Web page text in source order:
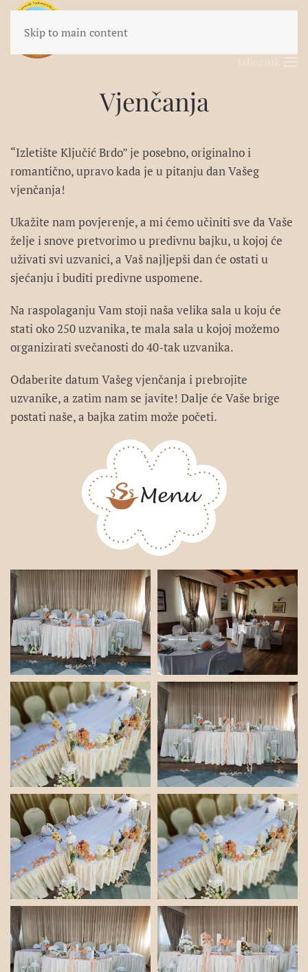
Skip to main content
Vjenčanja
“Izletište Ključić Brdo” je posebno, originalno i
romantično, upravo kada je u pitanju dan Vašeg
vjenčanja!
Ukažite nam povjerenje, a mi ćemo učiniti sve da Vaše
želje i snove pretvorimo u predivnu bajku, u kojoj će
uživati svi uzvanici, a Vaš najljepši dan će ostati u
sjećanju i buditi predivne uspomene.
Na raspolaganju Vam stoji naša velika sala u koju će
stati oko 250 uzvanika, te mala sala u kojoj možemo
organizirati svečanosti do 40-tak uzvanika.
Odaberite datum Vašeg vjenčanja i prebrojite
uzvanike, a zatim nam se javite! Dalje će Vaše brige
postati naše, a bajka zatim može početi.